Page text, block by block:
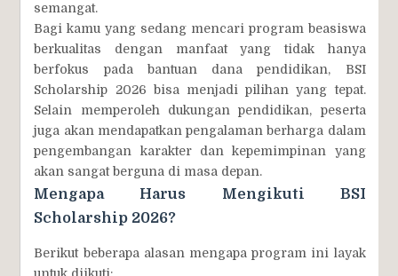
semangat.
Bagi kamu yang sedang mencari program beasiswa
berkualitas dengan manfaat yang tidak hanya
berfokus pada bantuan dana pendidikan, BSI
Scholarship 2026 bisa menjadi pilihan yang tepat.
Selain memperoleh dukungan pendidikan, peserta
juga akan mendapatkan pengalaman berharga dalam
pengembangan karakter dan kepemimpinan yang
akan sangat berguna di masa depan.
Mengapa Harus Mengikuti BSI
Scholarship 2026?
Berikut beberapa alasan mengapa program ini layak